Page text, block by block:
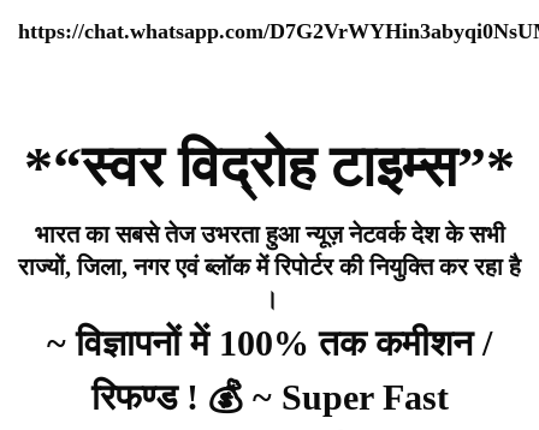
https://chat.whatsapp.com/
*“स्वर विद्रोह टाइम्स”*
भारत का सबसे तेज उभरता हुआ न्यूज़ नेटवर्क देश के सभी
राज्यों, जिला, नगर एवं ब्लॉक में रिपोर्टर की नियुक्ति कर रहा है
।
~ विज्ञापनों में 100% तक कमीशन /
रिफण्ड ! 💰 ~ Super Fast